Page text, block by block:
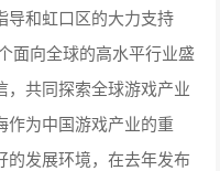
导和虹口区的大力支持
面向全球的高水平行业盛
，共同探索全球游戏产业
作为中国游戏产业的重
的发展环境，在去年发布